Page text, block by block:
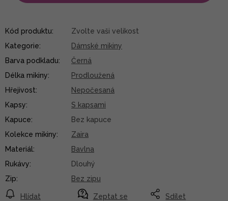
Zeptat se
Hlídat Sdílet
Kód produktu:
Zvolte vaši velikost
Kategorie:
Dámské mikiny
Barva podkladu:
Černá
Délka mikiny:
Prodloužená
Hřejivost:
Nepočesaná
Kapsy:
S kapsami
Kapuce:
Bez kapuce
Kolekce mikiny:
Zaira
Materiál:
Bavlna
Rukávy:
Dlouhý
Zip: Bez zipu